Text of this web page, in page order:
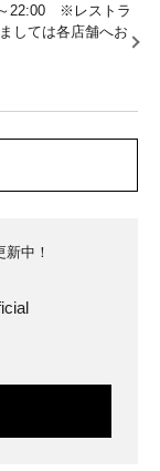
22:00 ※レストラ
しては各店舗へお
中！